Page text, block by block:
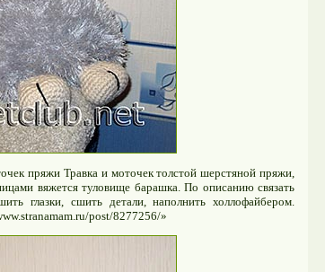
пряжи Травка и моточек толстой шерстяной пряжи,
вяжется туловище барашка. По описанию связать
глазки, сшить детали, наполнить холлофайбером.
post/8277256/»